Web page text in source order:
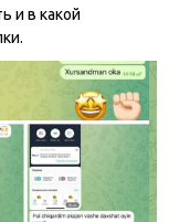
и в какой